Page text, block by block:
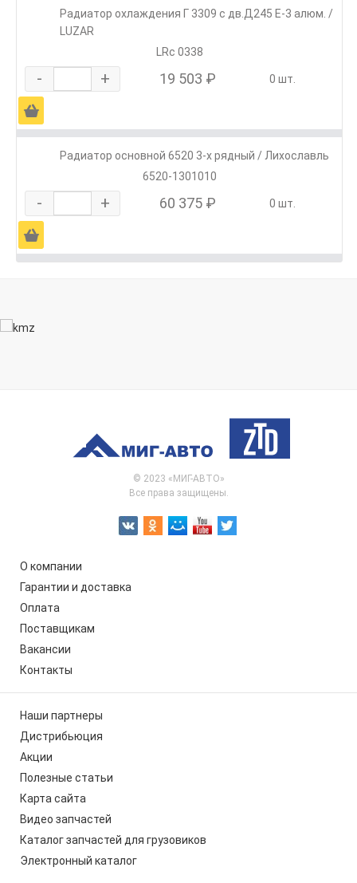
Радиатор охлаждения Г 3309 с дв.Д245 Е-3 алюм. /
LUZAR
LRc 0338
- + 19 503 ₽ 0 шт.
Ä
Радиатор основной 6520 3-х рядный / Лихославль
6520-1301010
- + 60 375 ₽ 0 шт.
Ä
© 2023 «МИГ-АВТО»
Все права защищены.
О компании
Гарантии и доставка
Оплата
Поставщикам
Вакансии
Контакты
Наши партнеры
Дистрибьюция
Акции
Полезные статьи
Карта сайта
Видео запчастей
Каталог запчастей для грузовиков
Электронный каталог